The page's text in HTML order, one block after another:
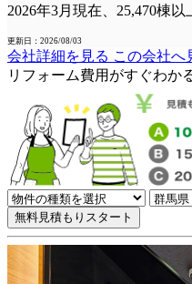
2026年3月現在、25,470棟
更新日：2026/08/03
会社詳細を見る この会社へ
リフォーム費用 がすぐわか
無料見積もりスタート